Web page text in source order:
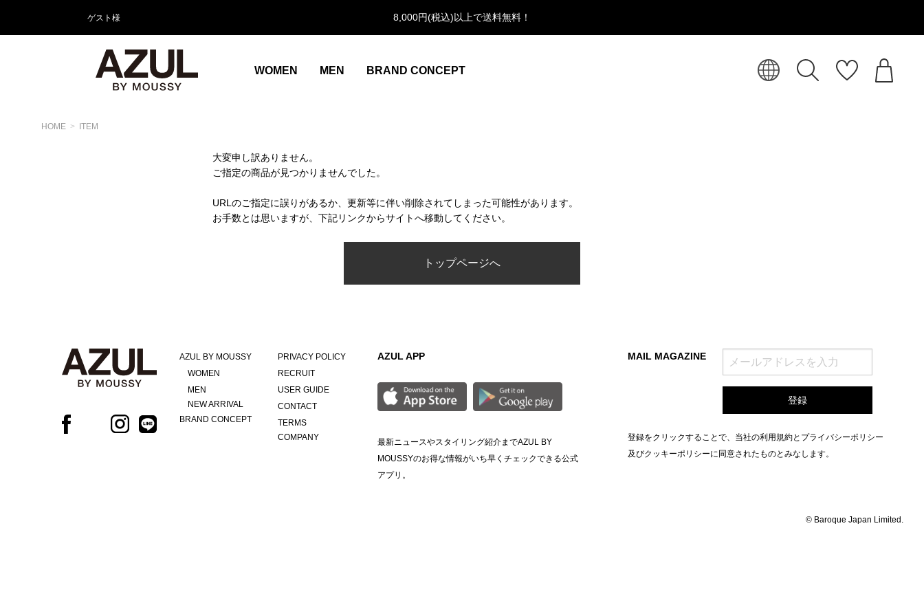
ゲスト様 8,000円(税込)以上で送料無料！
WOMEN MEN BRAND CONCEPT
HOME ITEM
大変申し訳ありません。
ご指定の商品が見つかりませんでした。
URLのご指定に誤りがあるか、更新等に伴い削除されてしまった可能性があります。
お手数とは思いますが、下記リンクからサイトへ移動してください。
トップページへ
AZUL BY MOUSSY
WOMEN
MEN
NEW ARRIVAL
BRAND CONCEPT
PRIVACY POLICY
RECRUIT
USER GUIDE
CONTACT
TERMS
COMPANY
AZUL APP
最新ニュースやスタイリング紹介までAZUL BY
MOUSSYのお得な情報がいち早くチェックできる公式
アプリ。
MAIL MAGAZINE
登録をクリックすることで、当社の利用規約と プライバシーポリシー
及びクッキーポリシーに同意されたものとみなします。
© Baroque Japan Limited.